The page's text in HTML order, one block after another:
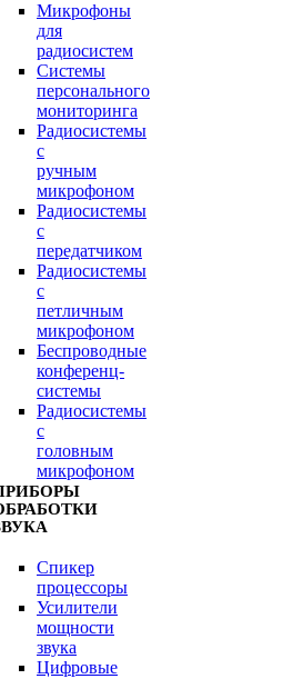
Микрофоны
для
радиосистем
Системы
персонального
мониторинга
Радиосистемы
c
ручным
микрофоном
Радиосистемы
с
передатчиком
Радиосистемы
с
петличным
микрофоном
Беспроводные
конференц-
системы
Радиосистемы
с
головным
микрофоном
Спикер
процессоры
Усилители
мощности
звука
Цифровые